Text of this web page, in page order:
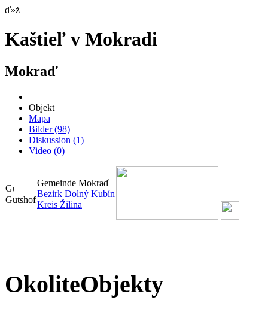
ď»ż
Kaštieľ v Mokradi
Mokraď
Objekt
Mapa
Bilder(98)
Diskussion (1)
Video (0)
Gutshof
Gemeinde Mokraď
Bezirk Dolný Kubín
Kreis Žilina
OkoliteObjekty